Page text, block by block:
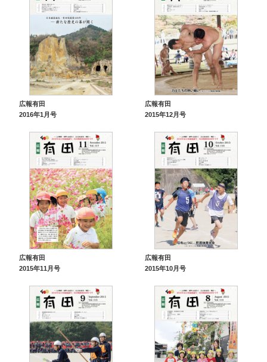
広報有田
2016年1月号
広報有田
2015年12月号
広報有田
2015年11月号
広報有田
2015年10月号